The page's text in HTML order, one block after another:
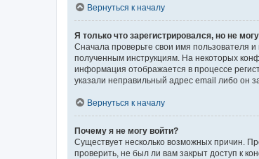
Вернуться к началу
Я только что зарегистрировался, но не
Сначала проверьте свои имя пользователя
полученным инструкциям. На некоторых
информация отображается в процессе
указали неправильный адрес email либо он
Вернуться к началу
Почему я не могу войти?
Существует несколько возможных причин.
проверить, не был ли вам закрыт доступ к